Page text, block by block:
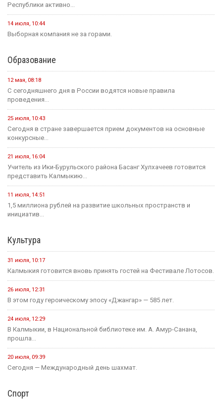
Республики активно...
14 июля, 10:44
Выборная компания не за горами.
Образование
12 мая, 08:18
С сегодняшнего дня в России водятся новые правила
проведения...
25 июля, 10:43
Сегодня в стране завершается прием документов на основные
конкурсные...
21 июля, 16:04
Учитель из Ики-Бурульского района Басанг Хулхачеев готовится
представить Калмыкию...
11 июля, 14:51
1,5 миллиона рублей на развитие школьных пространств и
инициатив...
Культура
31 июля, 10:17
Калмыкия готовится вновь принять гостей на Фестивале Лотосов.
26 июля, 12:31
В этом году героическому эпосу «Джангар» — 585 лет.
24 июля, 12:29
В Калмыкии, в Национальной библиотеке им. А. Амур-Санана,
прошла...
20 июля, 09:39
Сегодня — Международный день шахмат.
Спорт